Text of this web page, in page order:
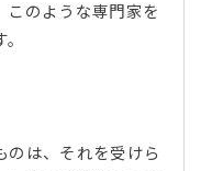
このような専門家を
。
のは、それを受けら